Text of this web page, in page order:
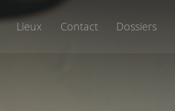
Lieux Contact Dossiers